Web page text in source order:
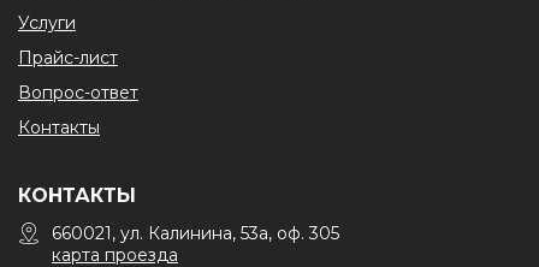
Услуги
Прайс-лист
Вопрос-ответ
Контакты
КОНТАКТЫ
660021, ул. Калинина, 53а, оф. 305
карта проезда